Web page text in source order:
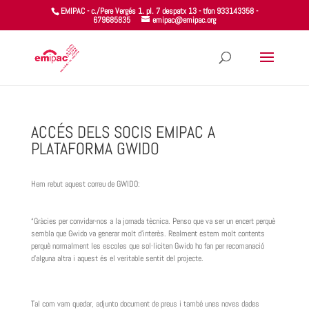
EMIPAC - c./Pere Vergés 1. pl. 7 despatx 13 - tfon 933143358 -
679685835
emipac@emipac.org
ACCÉS DELS SOCIS EMIPAC A
PLATAFORMA GWIDO
Hem rebut aquest correu de GWIDO:
“Gràcies per convidar-nos a la jornada tècnica. Penso que va ser un encert perquè
sembla que Gwido va generar molt d’interès. Realment estem molt contents
perquè normalment les escoles que sol·liciten Gwido ho fan per recomanació
d’alguna altra i aquest és el veritable sentit del projecte.
Tal com vam quedar, adjunto document de preus i també unes noves dades